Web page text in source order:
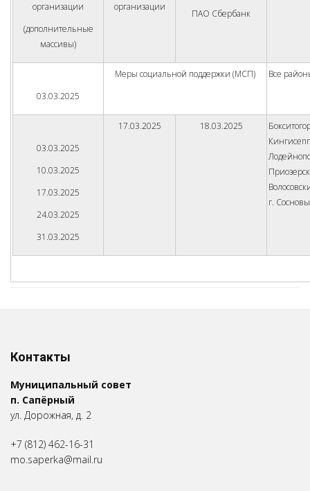
организации
(дополнительные
массивы)
организации
ПАО Сбербанк
03.03.2025
Меры социальной поддержки (МСП) Все
03.03.2025
10.03.2025
17.03.2025
24.03.2025
31.03.2025
17.03.2025 18.03.2025
г.
Контакты
Муниципальный совет
п. Сапёрный
ул. Дорожная, д. 2
+7 (812) 462-16-31
mo.saperka@mail.ru